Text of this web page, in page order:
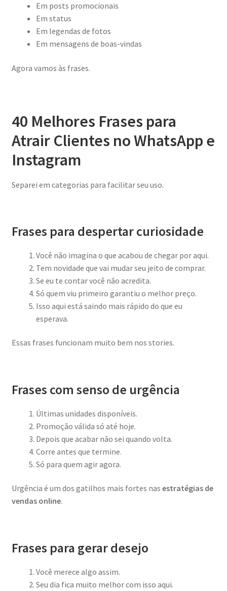
Em posts promocionais
Em status
Em legendas de fotos
Em mensagens de boas-vindas
Agora vamos às frases.
40 Melhores Frases para
Atrair Clientes no WhatsApp e
Instagram
Separei em categorias para facilitar seu uso.
Frases para despertar curiosidade
Você não imagina o que acabou de chegar por aqui.
Tem novidade que vai mudar seu jeito de comprar.
Se eu te contar você não acredita.
Só quem viu primeiro garantiu o melhor preço.
Isso aqui está saindo mais rápido do que eu
esperava.
Essas frases funcionam muito bem nos stories.
Frases com senso de urgência
Últimas unidades disponíveis.
Promoção válida só até hoje.
Depois que acabar não sei quando volta.
Corre antes que termine.
Só para quem agir agora.
Urgência é um dos gatilhos mais fortes nas estratégias de
vendas online.
Frases para gerar desejo
Você merece algo assim.
Seu dia fica muito melhor com isso aqui.